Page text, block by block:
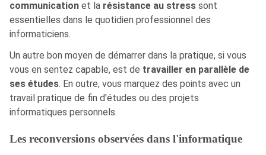
communication et la résistance au stress sont
essentielles dans le quotidien professionnel des
informaticiens.
Un autre bon moyen de démarrer dans la pratique, si vous
vous en sentez capable, est de travailler en parallèle de
ses études. En outre, vous marquez des points avec un
travail pratique de fin d'études ou des projets
informatiques personnels.
Les reconversions observées dans l'informatique